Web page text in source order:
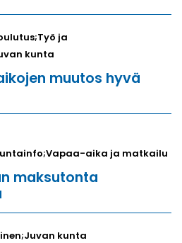
ja
kunta
muutos hyvä
aika ja matkailu
maksutonta
kunta